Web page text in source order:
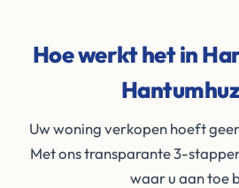
Hoe werkt het in
Uw woning verkopen hoeft
Met ons transparante 3-
waar u aan toe